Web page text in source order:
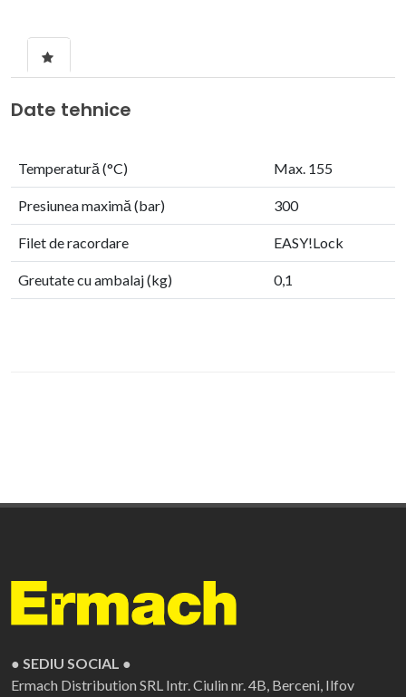
Date tehnice
Temperatură (°C) Max. 155
Presiunea maximă (bar) 300
Filet de racordare EASY!Lock
Greutate cu ambalaj (kg) 0,1
● SEDIU SOCIAL ●
Ermach Distribution SRL Intr. Ciulin nr. 4B, Berceni, Ilfov